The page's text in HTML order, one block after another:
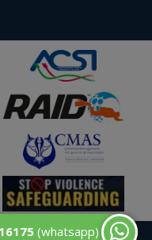
(whatsapp)